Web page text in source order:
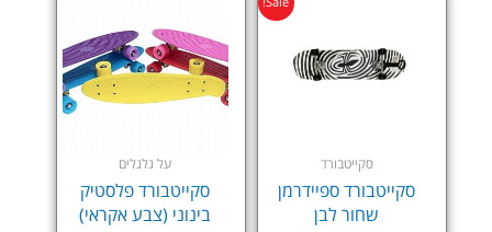
סקייטבורד
סקייטבורד ספיידרמן
שחור לבן
המקורי
היה:
₪99.90.
הנוכחי
הוא:
₪49.90.
על גלגלים
סקייטבורד פלסטיק
בינוני (צבע אקראי)